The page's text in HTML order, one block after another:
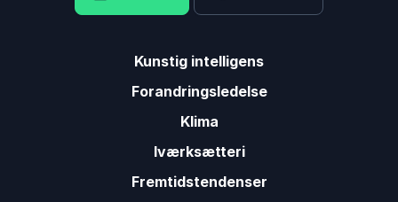
Kunstig intelligens
Forandringsledelse
Klima
Iværksætteri
Fremtidstendenser